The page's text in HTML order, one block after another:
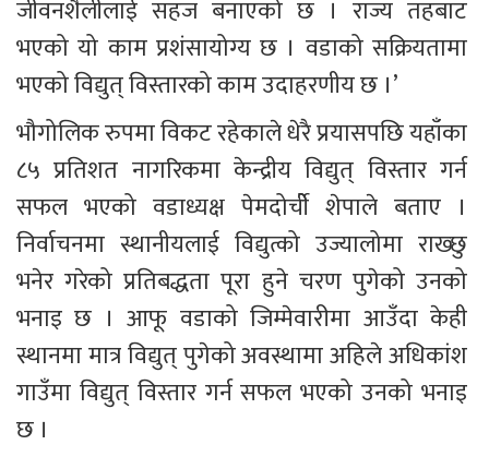
जीवनशैलीलाई सहज बनाएको छ । राज्य तहबाट
भएको यो काम प्रशंसायोग्य छ । वडाको सक्रियतामा
भएको विद्युत् विस्तारको काम उदाहरणीय छ ।’
भौगोलिक रुपमा विकट रहेकाले धेरै प्रयासपछि यहाँका
८५ प्रतिशत नागरिकमा केन्द्रीय विद्युत् विस्तार गर्न
सफल भएको वडाध्यक्ष पेमदोर्चीे शेपाले बताए ।
निर्वाचनमा स्थानीयलाई विद्युत्को उज्यालोमा राख्छु
भनेर गरेको प्रतिबद्धता पूरा हुने चरण पुगेको उनको
भनाइ छ । आफू वडाको जिम्मेवारीमा आउँदा केही
स्थानमा मात्र विद्युत् पुगेको अवस्थामा अहिले अधिकांश
गाउँमा विद्युत् विस्तार गर्न सफल भएको उनको भनाइ
छ ।